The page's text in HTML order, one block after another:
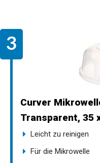
Curver
Transparent, 35
Leicht zu reinigen
Für die Mikrowelle